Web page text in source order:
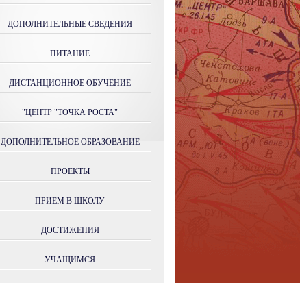
ДОПОЛНИТЕЛЬНЫЕ СВЕДЕНИЯ
ПИТАНИЕ
ДИСТАНЦИОННОЕ ОБУЧЕНИЕ
"ЦЕНТР "ТОЧКА РОСТА"
ДОПОЛНИТЕЛЬНОЕ ОБРАЗОВАНИЕ
ПРОЕКТЫ
ПРИЕМ В ШКОЛУ
ДОСТИЖЕНИЯ
УЧАЩИМСЯ